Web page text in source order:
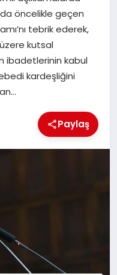
öncelikle geçen
tebrik ederek,
kutsal
ibadetlerinin kabul
ebedi kardeşliğini
Paylaş